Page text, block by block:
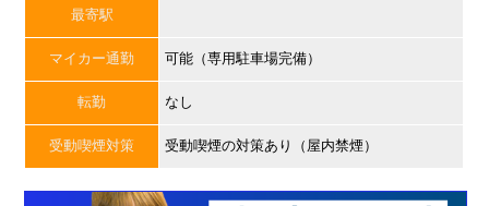
最寄駅
マイカー通勤 可能（専用駐車場完備）
転勤 なし
受動喫煙対策 受動喫煙の対策あり（屋内禁煙）